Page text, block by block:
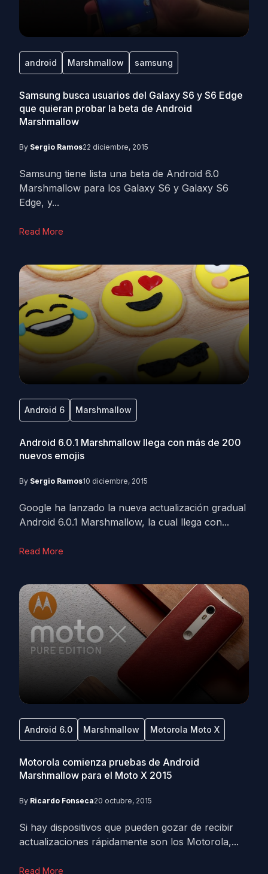
android Marshmallow samsung
Samsung busca usuarios del Galaxy S6 y S6 Edge
que quieran probar la beta de Android
Marshmallow
By Sergio Ramos22 diciembre, 2015
Samsung tiene lista una beta de Android 6.0
Marshmallow para los Galaxy S6 y Galaxy S6
Edge, y...
Read More
Android 6 Marshmallow
Android 6.0.1 Marshmallow llega con más de 200
nuevos emojis
By Sergio Ramos10 diciembre, 2015
Google ha lanzado la nueva actualización gradual
Android 6.0.1 Marshmallow, la cual llega con...
Read More
Android 6.0 Marshmallow Motorola Moto X
Motorola comienza pruebas de Android
Marshmallow para el Moto X 2015
By Ricardo Fonseca20 octubre, 2015
Si hay dispositivos que pueden gozar de recibir
actualizaciones rápidamente son los Motorola,...
Read More